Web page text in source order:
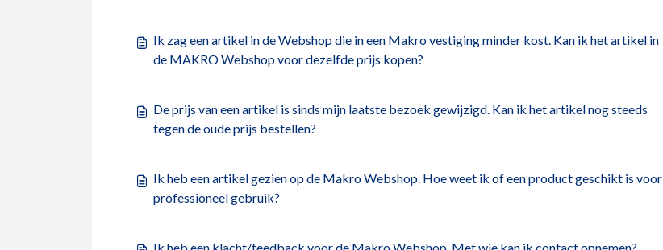
Ik zag een artikel in de Webshop die in een Makro vestiging minder kost. Kan ik het artikel in
de MAKRO Webshop voor dezelfde prijs kopen?
De prijs van een artikel is sinds mijn laatste bezoek gewijzigd. Kan ik het artikel nog steeds
tegen de oude prijs bestellen?
Ik heb een artikel gezien op de Makro Webshop. Hoe weet ik of een product geschikt is voor
professioneel gebruik?